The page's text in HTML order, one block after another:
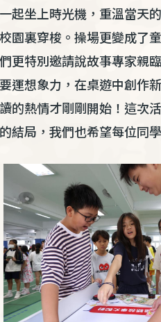
起坐上時光機，重溫當天
園裏穿梭。操場更變成
更特別邀請說故事專家
運想象力，在桌遊中創作
的熱情才剛剛開始！這
結局，我們也希望每位同